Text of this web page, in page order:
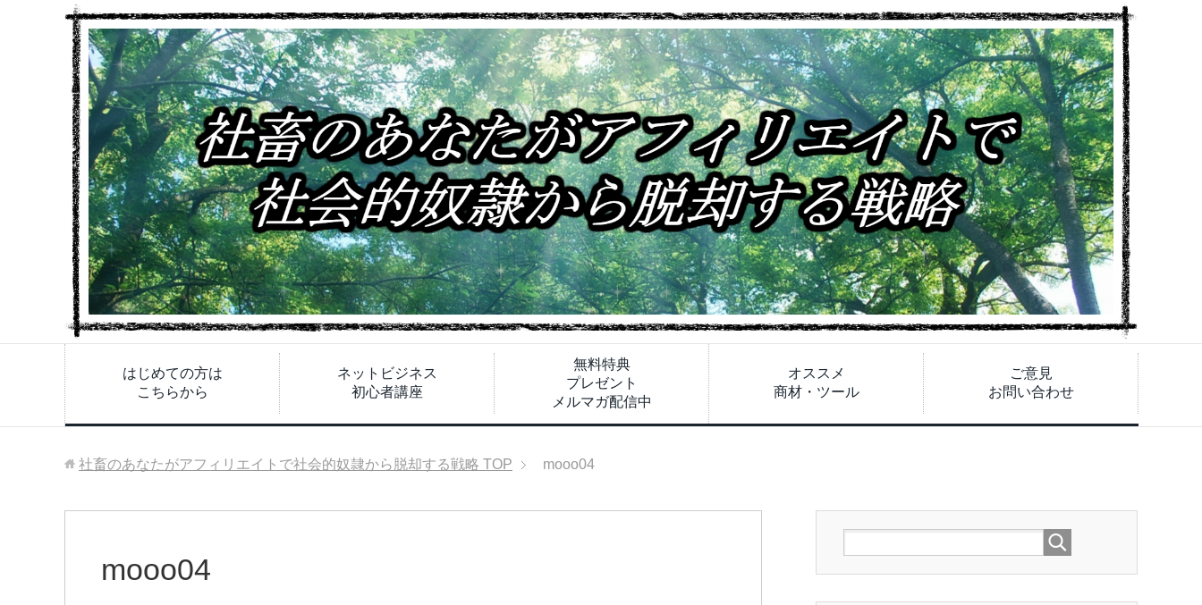
はじめての方は
こちらから
ネットビジネス
初心者講座
無料特典
プレゼント
メルマガ配信中
オススメ
商材・ツール
ご意見
お問い合わせ
社畜のあなたがアフィリエイトで社会的奴隷から脱却する戦略 TOP mooo04
mooo04